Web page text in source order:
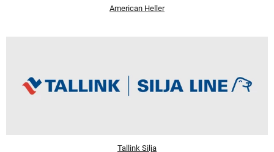
American Heller
Tallink Silja